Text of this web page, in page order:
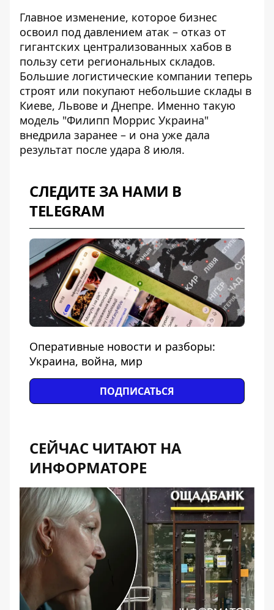
Главное изменение, которое бизнес
освоил под давлением атак – отказ от
гигантских централизованных хабов в
пользу сети региональных складов.
Большие логистические компании теперь
строят или покупают небольшие склады в
Киеве, Львове и Днепре. Именно такую ​​
модель "Филипп Моррис Украина"
внедрила заранее – и она уже дала
результат после удара 8 июля.
СЛЕДИТЕ ЗА НАМИ В
TELEGRAM
Оперативные новости и разборы:
Украина, война, мир
ПОДПИСАТЬСЯ
СЕЙЧАС ЧИТАЮТ НА
ИНФОРМАТОРЕ